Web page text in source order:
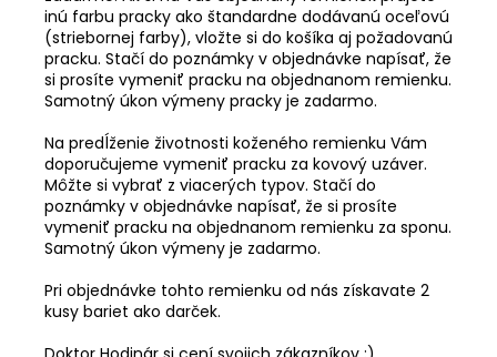
inú farbu pracky ako štandardne dodávanú oceľovú
(striebornej farby), vložte si do košíka aj požadovanú
pracku. Stačí do poznámky v objednávke napísať, že
si prosíte vymeniť pracku na objednanom remienku.
Samotný úkon výmeny pracky je zadarmo.
Na predĺženie životnosti koženého remienku Vám
doporučujeme vymeniť pracku za kovový uzáver.
Môžte si vybrať z viacerých typov. Stačí do
poznámky v objednávke napísať, že si prosíte
vymeniť pracku na objednanom remienku za sponu.
Samotný úkon výmeny je zadarmo.
Pri objednávke tohto remienku od nás získavate 2
kusy bariet ako darček.